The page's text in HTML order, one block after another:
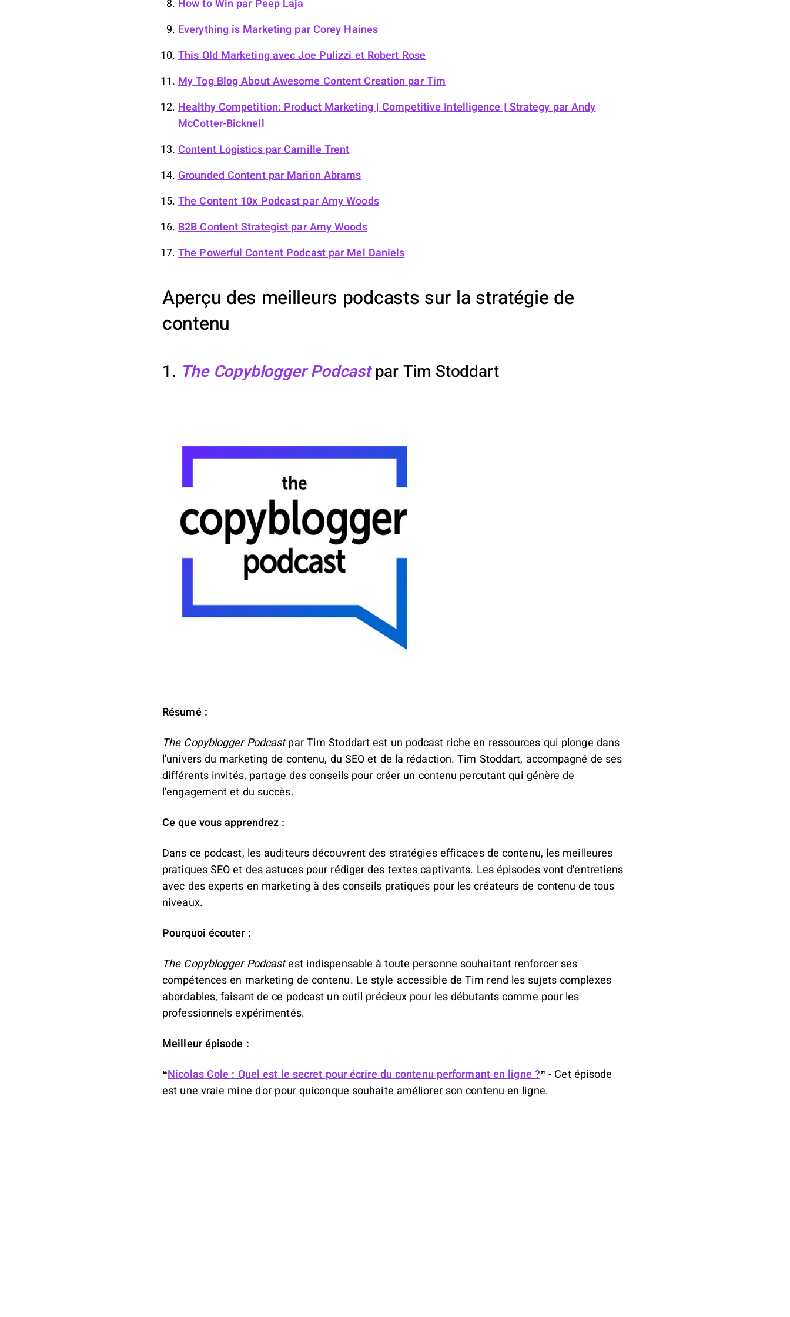
How to Win par Peep Laja
Everything is Marketing par Corey Haines
This Old Marketing avec Joe Pulizzi et Robert Rose
My Tog Blog About Awesome Content Creation par Tim
Healthy Competition: Product Marketing | Competitive Intelligence | Strategy par Andy
McCotter-Bicknell
Content Logisticspar Camille Trent
Grounded Contentpar Marion Abrams
The Content 10x Podcast par Amy Woods
B2B Content Strategist par Amy Woods
The Powerful Content Podcastpar Mel Daniels
Aperçu des meilleurs podcasts sur la stratégie de
contenu
1. The Copyblogger Podcastpar Tim Stoddart
Résumé :
The Copyblogger Podcastpar Tim Stoddart est un podcast riche en ressources qui plonge dans
l'univers du marketing de contenu, du SEO et de la rédaction. Tim Stoddart, accompagné de ses
différents invités, partage des conseils pour créer un contenu percutant qui génère de
l'engagement et du succès.
Ce que vous apprendrez :
Dans ce podcast, les auditeurs découvrent des stratégies efficaces de contenu, les meilleures
pratiques SEO et des astuces pour rédiger des textes captivants. Les épisodes vont d'entretiens
avec des experts en marketing à des conseils pratiques pour les créateurs de contenu de tous
niveaux.
Pourquoi écouter :
The Copyblogger Podcastest indispensable à toute personne souhaitant renforcer ses
compétences en marketing de contenu. Le style accessible de Tim rend les sujets complexes
abordables, faisant de ce podcast un outil précieux pour les débutants comme pour les
professionnels expérimentés.
Meilleur épisode :
“Nicolas Cole : Quel est le secret pour écrire du contenu performant en ligne ?” - Cet épisode
est une vraie mine d'or pour quiconque souhaite améliorer son contenu en ligne.